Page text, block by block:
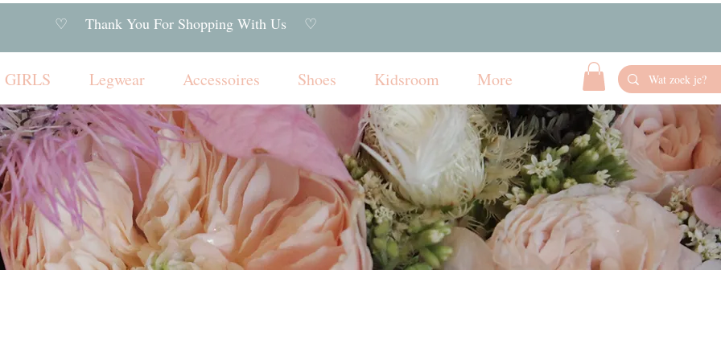
♡ Thank You For Shopping With Us ♡
GIRLS Legwear Accessoires Shoes Kidsroom More